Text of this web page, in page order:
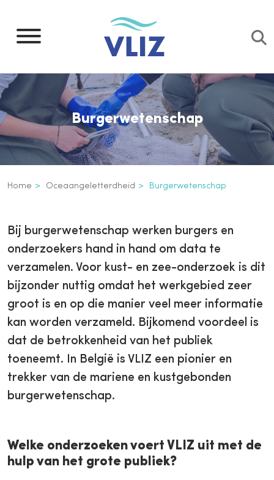
naar
inhoud
gaan
Burgerwetenschap
Kruimelpad
Home Oceaangeletterdheid Burgerwetenschap
3th
level
navigation
Bij burgerwetenschap werken burgers en
onderzoekers hand in hand om data te
verzamelen. Voor kust- en zee-onderzoek is dit
bijzonder nuttig omdat het werkgebied zeer
groot is en op die manier veel meer informatie
kan worden verzameld. Bijkomend voordeel is
dat de betrokkenheid van het publiek
toeneemt. In België is VLIZ een pionier en
trekker van de mariene en kustgebonden
burgerwetenschap.
Welke onderzoeken voert VLIZ uit met de
hulp van het grote publiek?